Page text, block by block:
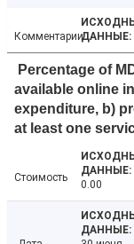
Комментарии
Percentage of
available online
expenditure, b)
at least one
Стоимость
0.00